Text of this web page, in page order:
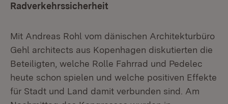
Radverkehrssicherheit
Mit Andreas Rohl vom dänischen Architekturbüro
Gehl architects aus Kopenhagen diskutierten die
Beteiligten, welche Rolle Fahrrad und Pedelec
heute schon spielen und welche positiven Effekte
für Stadt und Land damit verbunden sind. Am